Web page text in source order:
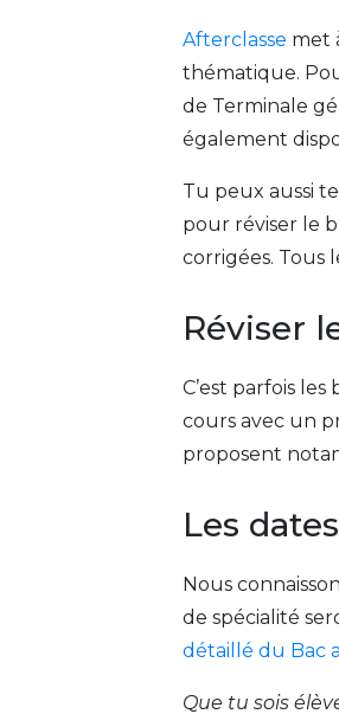
Afterclasse met
thématique.
de Terminale
également
Tu peux aussi
pour réviser le
corrigées. Tous
Réviser
C’est parfois
cours avec un
proposent
Les
Nous
de spécialité
détaillé du Bac
Que tu sois